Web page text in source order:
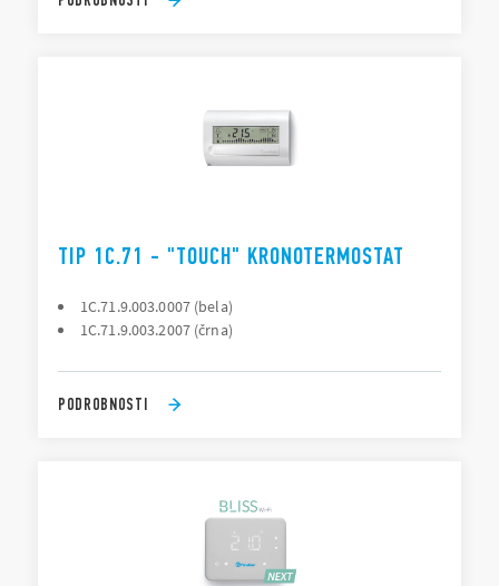
TIP 1C.71 - "TOUCH" KRONOTERMOSTAT
1C.71.9.003.0007 (bela)
1C.71.9.003.2007 (črna)
PODROBNOSTI